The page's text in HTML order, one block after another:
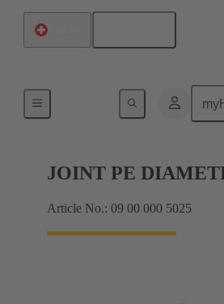
Presse-étoupes
JOINT PE
Article No.: 09 00 000 5025